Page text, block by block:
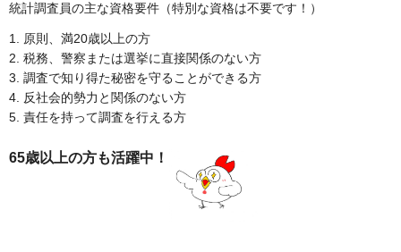
統計調査員の主な資格要件（特別な資格は不要です！）
1. 原則、満20歳以上の方
2. 税務、警察または選挙に直接関係のない方
3. 調査で知り得た秘密を守ることができる方
4. 反社会的勢力と関係のない方
5. 責任を持って調査を行える方
65歳以上の方も活躍中！